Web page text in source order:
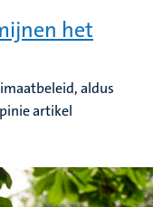
het
aldus
artikel